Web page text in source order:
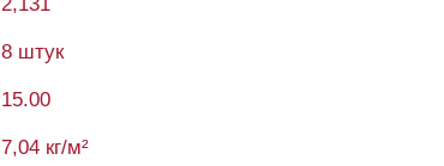
8 штук
15.00
7,04 кг/м²